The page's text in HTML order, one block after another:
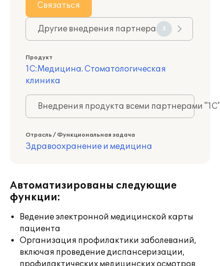
Связаться
Другие внедрения партнера 3
Продукт
1С:Медицина. Стоматологическая
клиника
Внедрения продукта всеми партнерами
Отрасль / Функциональная задача
Здравоохранение и медицина
Автоматизированы следующие
функции:
Ведение электронной медицинской карты
пациента
Организация профилактики заболеваний,
включая проведение диспансеризации,
профилактических медицинских осмотров